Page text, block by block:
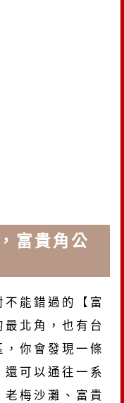
富貴角公
能錯過的【富
北角，也有台
你會發現一條
可以通往一系
梅沙灘、富貴